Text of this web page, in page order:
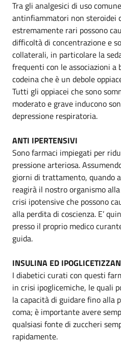
Tra gli analgesici di uso
antinfiammatori non steroidei
estremamente rari possono
difficoltà di concentrazione e
collaterali, in particolare la
frequenti con le associazioni a
codeina che è un debole
Tutti gli oppiacei che sono
moderato e grave inducono
depressione respiratoria.
ANTI IPERTENSIVI
Sono farmaci impiegati per
pressione arteriosa.
giorni di trattamento, quando
reagirà il nostro organismo
crisi ipotensive che possono
alla perdita di coscienza. E’
presso il proprio medico
guida.
INSULINA ED
I diabetici curati con questi
in crisi ipoglicemiche, le quali
la capacità di guidare fino alla
coma; è importante avere
qualsiasi fonte di zuccheri
rapidamente.